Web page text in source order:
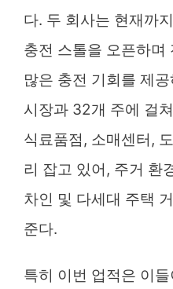
다. 두 회사는 현재까
충전 스톨을 오픈하며
많은 충전 기회를 제
시장과 32개 주에 걸
식료품점, 소매센터,
리 잡고 있어, 주거 환
차인 및 다세대 주택
준다.
특히 이번 업적은 이